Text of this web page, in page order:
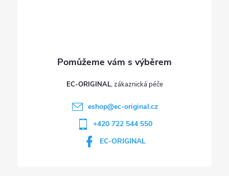
EC-ORIGINAL
eshop@ec-original.cz
+420 722 544 550
EC-ORIGINAL